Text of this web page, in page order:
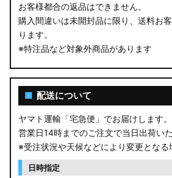
お客様都合の返品はできません。
購入間違いは未開封品に限り、送料お
ります。
※特注品など対象外商品があります
■ 配送について
ヤマト運輸「宅急便」でお届けします。
営業日14時までのご注文で当日出荷いた
※受注状況や天候などにより変更となる
日時指定